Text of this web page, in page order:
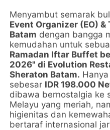
Menyambut semarak
Event Organizer (EO) &
Batam dengan bangga
kemudahan untuk
Ramadan Iftar Buffet
2026" di Evolution
Sheraton Batam.
sebesar IDR 198.000
dibawa bernostalgia ke
Melayu yang meriah,
higienitas dan
bertaraf internasional